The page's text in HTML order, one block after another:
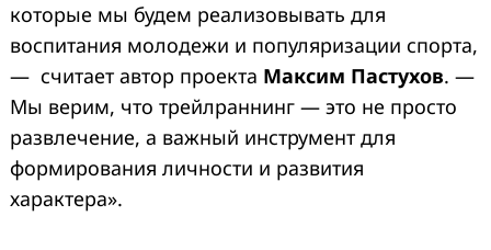
которые мы будем реализовывать для
воспитания молодежи и популяризации спорта,
— считает автор проекта Максим Пастухов. —
Мы верим, что трейлраннинг — это не просто
развлечение, а важный инструмент для
формирования личности и развития
характера».